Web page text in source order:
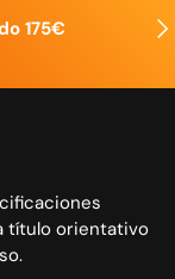
175€
título orientativo